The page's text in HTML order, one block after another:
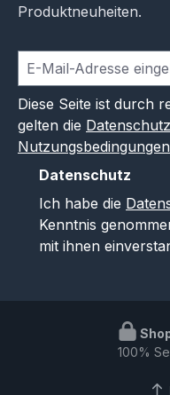
Produktneuheiten.
Diese Seite ist durch
gelten die
Nutzungsbedingungen
Datenschutz
Ich habe die
Kenntnis
mit ihnen
100%